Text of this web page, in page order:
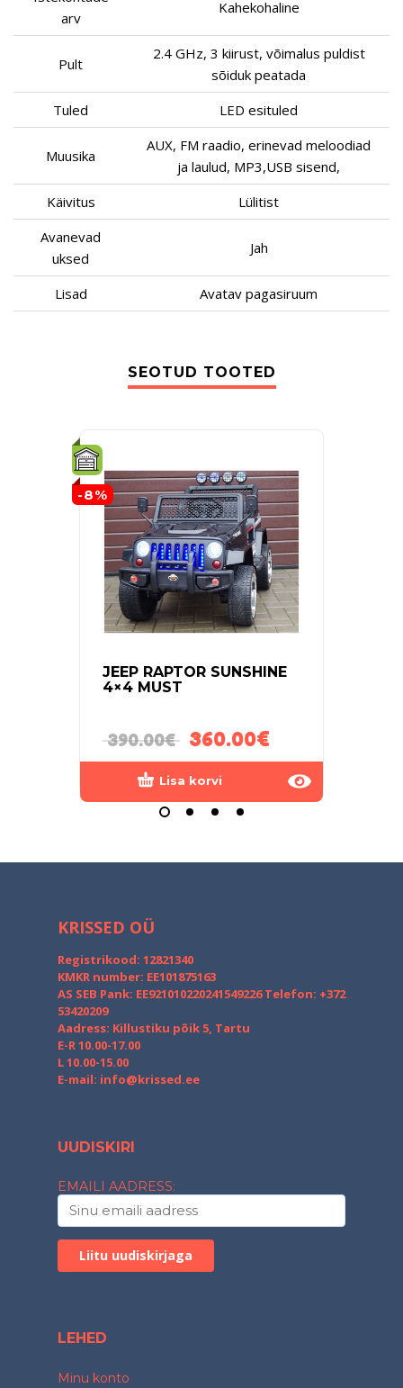
arv
Kahekohaline
Pult
2.4 GHz, 3 kiirust, võimalus puldist
sõiduk peatada
Tuled
LED esituled
Muusika
AUX, FM raadio, erinevad meloodiad
ja laulud, MP3,USB sisend,
Käivitus
Lülitist
Avanevad
uksed
Jah
Lisad Avatav pagasiruum
SEOTUD TOOTED
-8%
JEEP RAPTOR SUNSHINE
4×4 MUST
390.00€ 360.00€
Lisa korvi
KRISSED OÜ
Registrikood: 12821340
KMKR number: EE101875163
AS SEB Pank: EE921010220241549226 Telefon: +372
53420209
Aadress: Killustiku põik 5, Tartu
E-R 10.00-17.00
L 10.00-15.00
E-mail: info@krissed.ee
UUDISKIRI
EMAILI AADRESS:
LEHED
Minu konto